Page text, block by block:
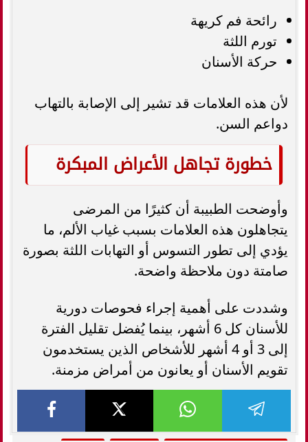
رائحة فم كريهة
تورم اللثة
حركة الأسنان
لأن هذه العلامات قد تشير إلى الإصابة بالتهاب
دواعم السن.
خطورة تجاهل الأعراض المبكرة
وأوضحت الطبيبة أن كثيرًا من المرضى
يتجاهلون هذه العلامات بسبب غياب الألم، ما
يؤدي إلى تطور التسوس أو التهابات اللثة بصورة
صامتة دون ملاحظة واضحة.
وشددت على أهمية إجراء فحوصات دورية
للأسنان كل 6 أشهر، بينما يُفضل تقليل الفترة
إلى 3 أو 4 أشهر للأشخاص الذين يستخدمون
تقويم الأسنان أو يعانون من أمراض مزمنة.